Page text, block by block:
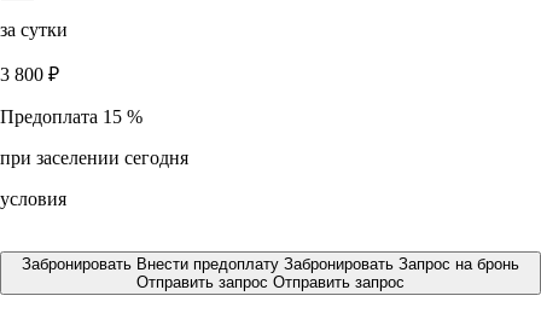
за сутки
3 800 ₽
Предоплата 15 %
при заселении сегодня
условия
Забронировать Внести предоплату Забронировать Запрос на бронь
Отправить запрос Отправить запрос